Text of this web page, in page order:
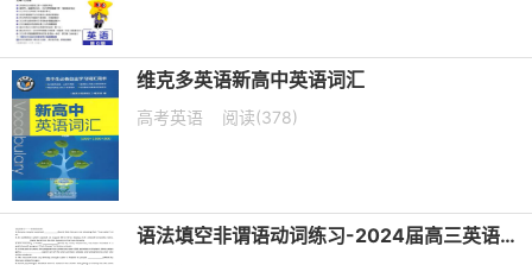
维克多英语新高中英语词汇
高考英语 阅读(378)
语法填空非谓语动词练习-2024届高三英语二轮复习